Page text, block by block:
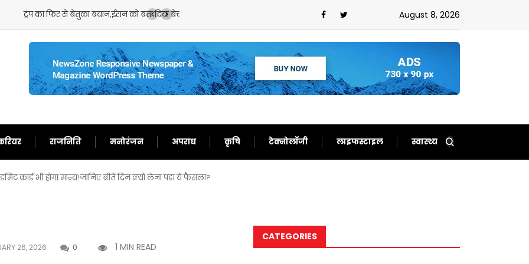
दिया बेचारा August 8, 2026
राजनिति मनोरंजन अपराध कृषि टेक्नोलॉजी लाइफस्टाइल स्वास्थ्य
कार्ड भी होगा मान्य!जानिए बीते दिन क्यों लेना पड़ा ये फैसला?
26, 2026 0 1 MIN READ
CATEGORIES